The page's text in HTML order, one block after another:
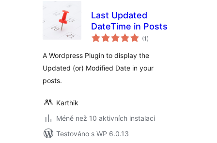
Last Updated
DateTime in Posts
(1 celkové
hodnocení
)
A Wordpress Plugin to display the
Updated (or) Modified Date in your
posts.
Karthik
Méně než 10 aktivních instalací
Testováno s WP 6.0.13